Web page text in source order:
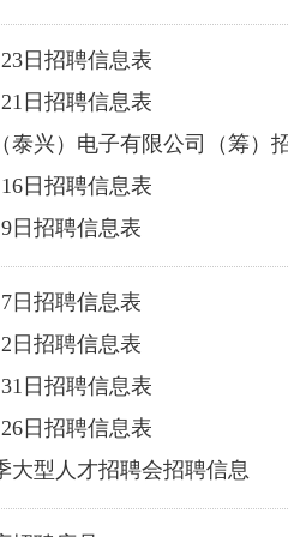
日招聘信息表
日招聘信息表
泰兴）电子有限公司（筹）
日招聘信息表
日招聘信息表
日招聘信息表
日招聘信息表
日招聘信息表
日招聘信息表
大型人才招聘会招聘信息